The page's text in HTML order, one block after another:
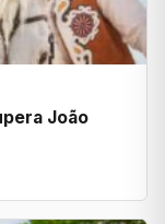
João